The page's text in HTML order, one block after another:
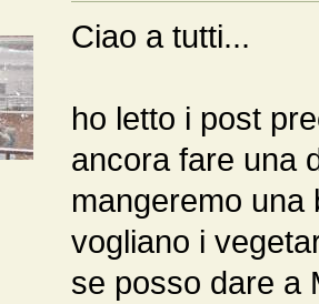
Ciao a tutti...
ho letto i post
ancora fare una
mangeremo una
vogliano i
se posso dare a